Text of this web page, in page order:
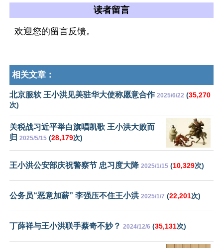
读者留言
欢迎您的留言反馈。
相关文章：
北京服软 王小洪见美驻华大使称愿意合作 2025/6/22 (35,270
次)
关税战习近平举白旗唱凯歌 王小洪大败而
归 2025/5/15 (28,179次)
王小洪公安部庆祝警察节 忠习度大降 2025/1/15 (10,329次)
公务员“恶意加薪” 李强压不住王小洪 2025/1/7 (22,201次)
丁薛祥与王小洪联手蔡奇不妙？ 2024/12/6 (35,131次)